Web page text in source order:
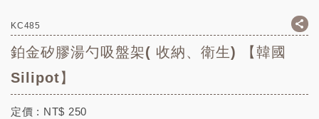
KC485
鉑金矽膠湯勺吸盤架( 收納、衛生) 【韓國
Silipot】
定價 : NT$ 250